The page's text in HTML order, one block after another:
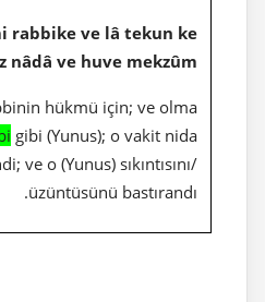
rabbike ve lâ tekun ke
nâdâ ve huve mekzûm.
hükmü için; ve olma
gibi (Yunus); o vakit nida
ve o (Yunus) sıkıntısını/
üzüntüsünü bastırandı.